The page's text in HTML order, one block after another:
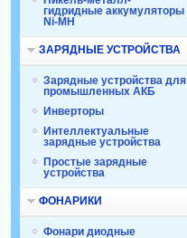
гидридные аккумуляторы
Ni-MH
ЗАРЯДНЫЕ УСТРОЙСТВА
Зарядные устройства для
промышленных АКБ
Инверторы
Интеллектуальные
зарядные устройства
Простые зарядные
устройства
ФОНАРИКИ
Фонари диодные